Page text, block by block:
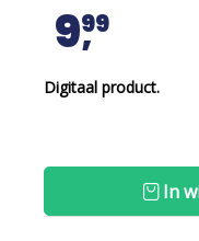
999
Digitaal product.
In